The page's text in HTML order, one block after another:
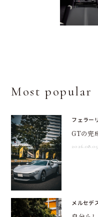
Most popular
フェラー
GTの完
2026.08.05
メルセデ